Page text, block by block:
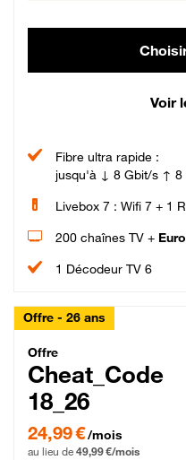
Voir
Fibre ultra rapide :
jusqu'à ↓ 8 Gbit/s ↑ 8
Livebox 7 : Wifi 7 + 1
200 chaînes TV +
1 Décodeur TV 6
Offre - 26 ans
Cheat_Code
Offre
Cheat_Code
18_26
24,99 € par mois pendant 0
24,99 €/mois
au lieu de 49,99 €/mois